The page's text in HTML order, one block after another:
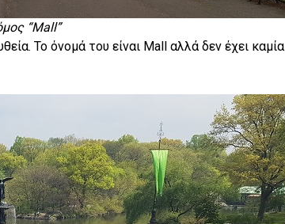
“Mall”
Το όνομά του είναι Mall αλλά δεν έχει καμία